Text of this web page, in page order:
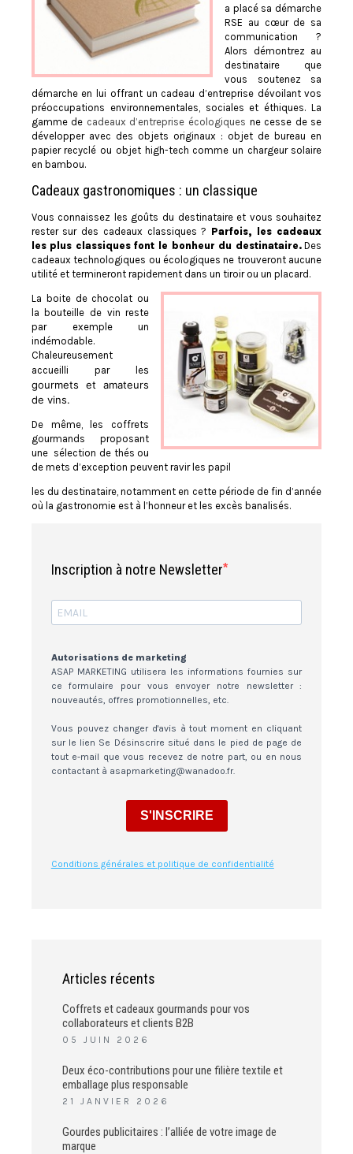
a placé sa démarche
RSE au cœur de sa
communication ?
Alors démontrez au
destinataire que
vous soutenez sa
démarche en lui offrant un cadeau d’entreprise dévoilant vos
préoccupations environnementales, sociales et éthiques. La
gamme de cadeaux d’entreprise écologiques ne cesse de se
développer avec des objets originaux : objet de bureau en
papier recyclé ou objet high-tech comme un chargeur solaire
en bambou.
Cadeaux gastronomiques : un classique
Vous connaissez les goûts du destinataire et vous souhaitez
rester sur des cadeaux classiques ? Parfois, les cadeaux
les plus classiques font le bonheur du destinataire.Des
cadeaux technologiques ou écologiques ne trouveront aucune
utilité et termineront rapidement dans un tiroir ou un placard.
La boite de chocolat ou
la bouteille de vin reste
par exemple un
indémodable.
Chaleureusement
accueilli par les
gourmets et amateurs
de vins.
De même, les coffrets
gourmands proposant
une sélection de thés ou
de mets d’exception peuvent ravir les papil
les du destinataire, notamment en cette période de fin d’année
où la gastronomie est à l’honneur et les excès banalisés.
Inscription à notre Newsletter
Autorisations de marketing
ASAP MARKETING utilisera les informations fournies sur
ce formulaire pour vous envoyer notre newsletter :
nouveautés, offres promotionnelles, etc.
Vous pouvez changer d'avis à tout moment en cliquant
sur le lien Se Désinscrire situé dans le pied de page de
tout e-mail que vous recevez de notre part, ou en nous
contactant à asapmarketing@wanadoo.fr.
S'INSCRIRE
Conditions générales et politique de confidentialité
Articles récents
Coffrets et cadeaux gourmands pour vos
collaborateurs et clients B2B
05 JUIN 2026
Deux éco-contributions pour une filière textile et
emballage plus responsable
21 JANVIER 2026
Gourdes publicitaires : l’alliée de votre image de
marque